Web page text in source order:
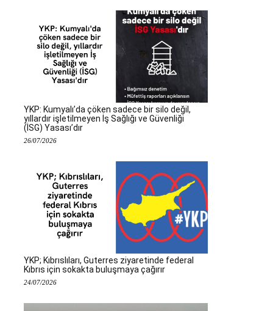
YKP: Kumyalı’da çöken sadece bir silo değil,
yıllardır işletilmeyen İş Sağlığı ve Güvenliği
(İSG) Yasası’dır
26/07/2026
YKP; Kıbrıslıları, Guterres ziyaretinde federal
Kıbrıs için sokakta buluşmaya çağırır
24/07/2026